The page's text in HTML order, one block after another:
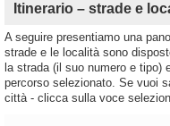
Itinerario – strade e
A seguire presentiamo una
strade e le località sono
la strada (il suo numero e tipo)
percorso selezionato. Se vuoi
città - clicca sulla voce